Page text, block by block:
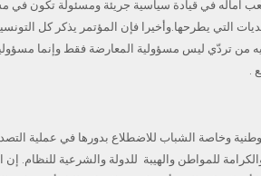
آماله في قيادة سياسية جريئة ومسئولة تكون في
التي يطرحها.وأخيرا فإن المؤتمر يذكر كل
من تردّي ليس مسؤولية المعارضة فقط وإنما
.
وخاصة الشباب للاضطلاع بدورها في عملية
للمواطن والهيبة للدولة والشرعية للنظام. إن